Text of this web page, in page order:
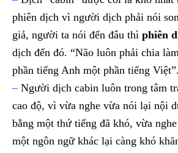
phiên dịch vì người dịch phải nói
giả, người ta nói đến đâu thì phiên
dịch đến đó. “Não luôn phải chia
phần tiếng Anh một phần tiếng Việt”.
–Người dịch cabin luôn trong tâm
cao độ, vì vừa nghe vừa nói lại nội
bằng một thứ tiếng đã khó, vừa
một ngôn ngữ khác lại càng khó